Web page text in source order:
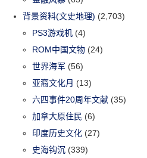
背景资料(文史地理) (2,703)
PS3游戏机 (4)
ROM中国文物 (24)
世界海军 (56)
亚裔文化月 (13)
六四事件20周年文献 (35)
加拿大原住民 (6)
印度历史文化 (27)
史海钩沉 (339)